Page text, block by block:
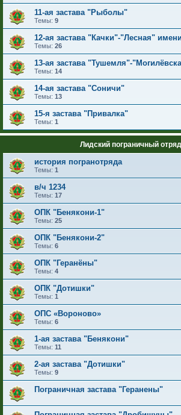
11-ая застава "Рыболы"
Темы: 9
12-ая застава "Качки"-"Лесная"
Темы: 26
13-ая застава "Тушемля"-
Темы: 14
14-ая застава "Соничи"
Темы: 13
15-я застава "Привалка"
Темы: 1
Лидский пограничный отряд
история погранотряда
Темы: 1
в/ч 1234
Темы: 17
ОПК "Бенякони-1"
Темы: 25
ОПК "Бенякони-2"
Темы: 6
ОПК "Геранёны"
Темы: 4
ОПК "Дотишки"
Темы: 1
ОПС «Вороново»
Темы: 6
1-ая застава "Бенякони"
Темы: 11
2-ая застава "Дотишки"
Темы: 9
Пограничная застава "Геранены"